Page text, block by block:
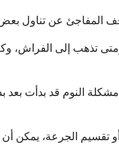
تذهب إلى
النوم قد بدأت بعد